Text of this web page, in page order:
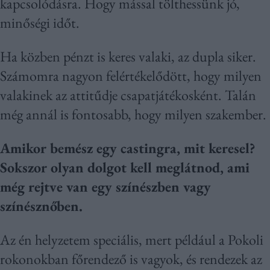
minőségi időt.
Ha közben pénzt is keres valaki, az dupla siker.
Számomra nagyon felértékelődött, hogy milyen
valakinek az attitűdje csapatjátékosként. Talán
még annál is fontosabb, hogy milyen szakember.
Amikor bemész egy castingra, mit keresel?
Sokszor olyan dolgot kell meglátnod, ami
még rejtve van egy színészben vagy
színésznőben.
Az én helyzetem speciális, mert például a Pokoli
rokonokban főrendező is vagyok, és rendezek az